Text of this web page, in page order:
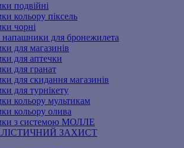
подвійні
кольору піксель
чорні
для бронежилета
для магазинів
для аптечки
для гранат
для скидання магазинів
для турнікету
кольору мультикам
кольору олива
з системою МОЛЛЕ
ЗАХИСТ